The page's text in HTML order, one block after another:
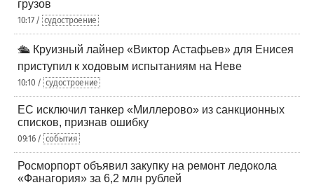
грузов
10:17 / судостроение
🛳️ Круизный лайнер «Виктор Астафьев» для Енисея
приступил к ходовым испытаниям на Неве
10:10 / судостроение
ЕС исключил танкер «Миллерово» из санкционных
списков, признав ошибку
09:16 / события
Росморпорт объявил закупку на ремонт ледокола
«Фанагория» за 6,2 млн рублей